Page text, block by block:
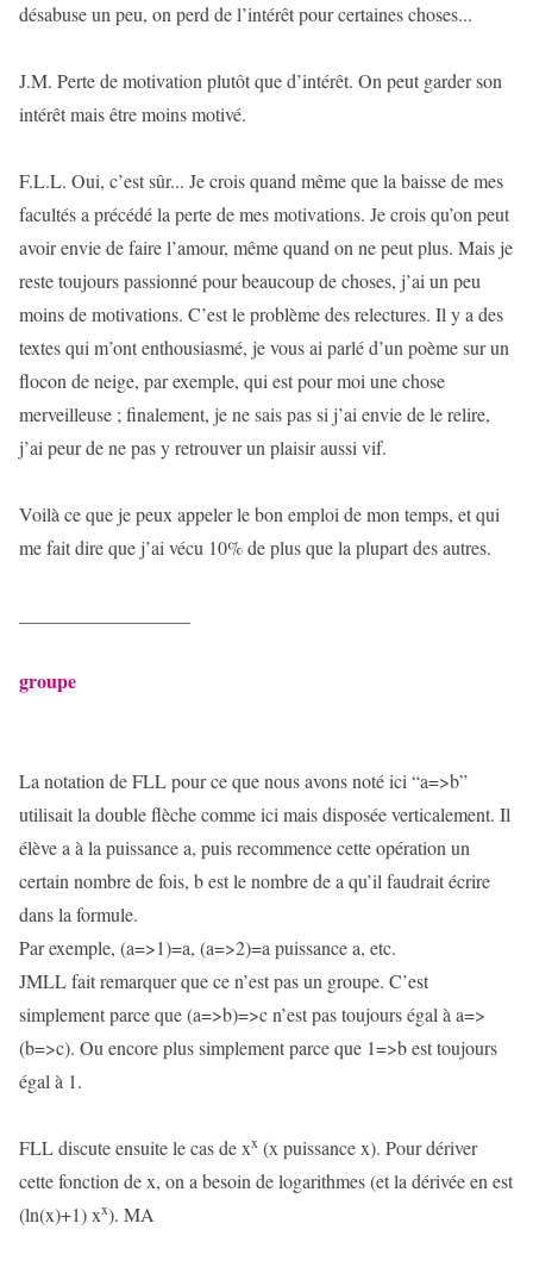
désabuse un peu, on perd de l’intérêt pour certaines choses...
J.M. Perte de motivation plutôt que d’intérêt. On peut garder son
intérêt mais être moins motivé.
F.L.L. Oui, c’est sûr... Je crois quand même que la baisse de mes
facultés a précédé la perte de mes motivations. Je crois qu’on peut
avoir envie de faire l’amour, même quand on ne peut plus. Mais je
reste toujours passionné pour beaucoup de choses, j’ai un peu
moins de motivations. C’est le problème des relectures. Il y a des
textes qui m’ont enthousiasmé, je vous ai parlé d’un poème sur un
flocon de neige, par exemple, qui est pour moi une chose
merveilleuse ; finalement, je ne sais pas si j’ai envie de le relire,
j’ai peur de ne pas y retrouver un plaisir aussi vif.
Voilà ce que je peux appeler le bon emploi de mon temps, et qui
me fait dire que j’ai vécu 10% de plus que la plupart des autres.
groupe
La notation de FLL pour ce que nous avons noté ici “a=>b”
utilisait la double flèche comme ici mais disposée verticalement. Il
élève a à la puissance a, puis recommence cette opération un
certain nombre de fois, b est le nombre de a qu’il faudrait écrire
dans la formule.
Par exemple, (a=>1)=a, (a=>2)=a puissance a, etc.
JMLL fait remarquer que ce n’est pas un groupe. C’est
simplement parce que (a=>b)=>c n’est pas toujours égal à a=>
(b=>c). Ou encore plus simplement parce que 1=>b est toujours
égal à 1.
FLL discute ensuite le cas de xx (x puissance x). Pour dériver
cette fonction de x, on a besoin de logarithmes (et la dérivée en est
(ln(x)+1) xx). MA